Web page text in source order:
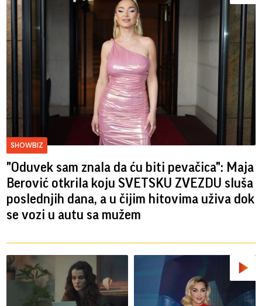
SHOWBIZ
"Oduvek sam znala da ću biti pevačica": Maja
Berović otkrila koju SVETSKU ZVEZDU sluša
poslednjih dana, a u čijim hitovima uživa dok
se vozi u autu sa mužem